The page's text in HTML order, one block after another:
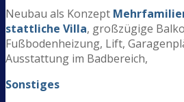
Neubau als Konzept
stattliche Villa, großzügige
Fußbodenheizung, Lift,
Ausstattung im Badbereich,
Sonstiges